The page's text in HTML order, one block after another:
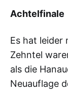
Achtelfinale
Es hat leider
Zehntel
als die
Neuauflage